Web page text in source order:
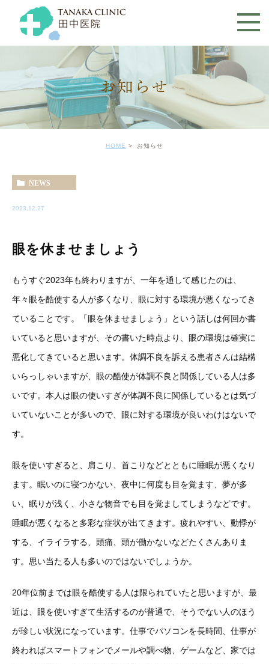
お知らせ
HOME お知らせ
NEWS
2023.12.27
眼を休ませましょう
もうすぐ2023年も終わりますが、一年を通して感じたのは、
年々眼を酷使する人が多くなり、眼に対する環境が悪くなってき
ていることです。「眼を休ませましょう」という話しは何回か書
いていると思いますが、その書いた時点より、眼の環境は確実に
悪化してきていると思います。体調不良を訴える患者さんは結構
いらっしゃいますが、眼の酷使が体調不良と関係している人は多
いです。本人は眼の使いすぎが体調不良に関係しているとは気づ
いていないことが多いので、眼に対する環境が良いわけはないで
す。
眼を使いすぎると、肩こり、首こりなどとともに睡眠が悪くなり
ます。眠いのに寝つかない、夜中に何度も目を覚ます、夢が多
い、眠りが浅く、小さな物音でも目を覚ましてしまうなどです。
睡眠が悪くなると多彩な症状が出てきます。疲れやすい、動悸が
する、イライラする、頭痛、頭が働かないなどたくさんありま
す。思い当たる人も多いのではないでしょうか。
20年位前までは眼を酷使する人は限られていたと思いますが、最
近は、眼を使いすぎて生活するのが普通で、そうでない人のほう
が珍しい状況になっています。仕事でパソコンを長時間、仕事が
終わればスマートフォンでメールや調べ物、ゲームなど、家では